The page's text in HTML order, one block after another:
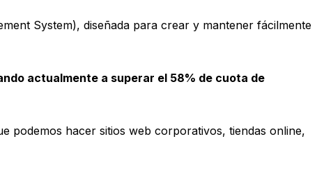
System), diseñada para crear y mantener fácilmente
actualmente a superar el 58% de cuota de
podemos hacer sitios web corporativos, tiendas online,